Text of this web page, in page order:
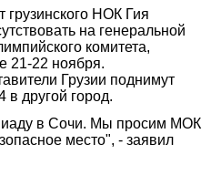
грузинского НОК Гия
на генеральной
комитета,
21-22 ноября.
Грузии поднимут
в другой город.
в Сочи. Мы просим МОК
место", - заявил